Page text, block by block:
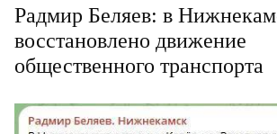
Радмир Беляев: в
восстановлено движение
общественного транспорта